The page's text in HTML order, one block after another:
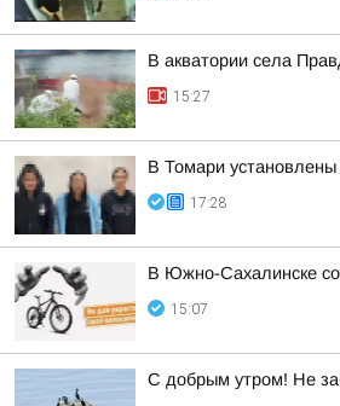
В акватории села
15:27
В Томари
17:28
В Южно-Сахалинске
15:07
С добрым утром! Не